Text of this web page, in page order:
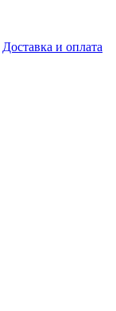
Доставка и оплата